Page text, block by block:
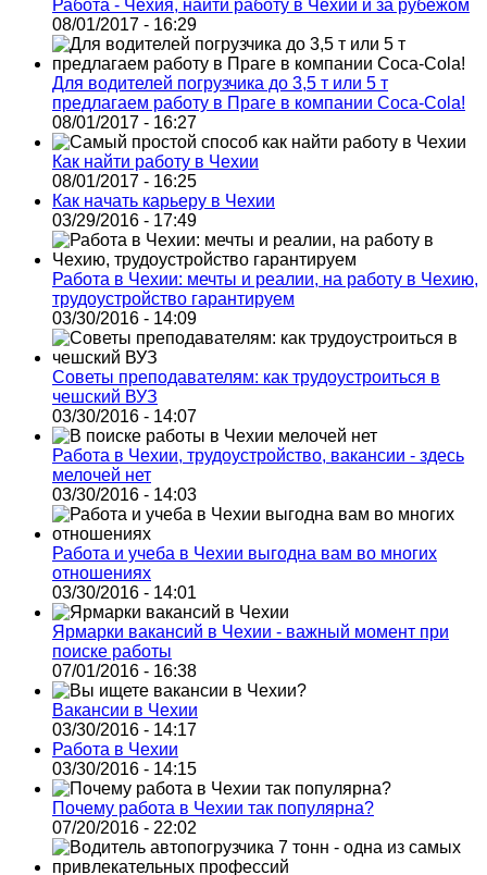
Работа - Чехия, найти работу в Чехии и за рубежом
08/01/2017 - 16:29
Для водителей погрузчика до 3,5 т или 5 т
предлагаем работу в Праге в компании Coca-Cola!
08/01/2017 - 16:27
Как найти работу в Чехии
08/01/2017 - 16:25
Как начать карьеру в Чехии
03/29/2016 - 17:49
Работа в Чехии: мечты и реалии, на работу в Чехию,
трудоустройство гарантируем
03/30/2016 - 14:09
Советы преподавателям: как трудоустроиться в
чешский ВУЗ
03/30/2016 - 14:07
Работа в Чехии, трудоустройство, вакансии - здесь
мелочей нет
03/30/2016 - 14:03
Работа и учеба в Чехии выгодна вам во многих
отношениях
03/30/2016 - 14:01
Ярмарки вакансий в Чехии - важный момент при
поиске работы
07/01/2016 - 16:38
Вакансии в Чехии
03/30/2016 - 14:17
Работа в Чехии
03/30/2016 - 14:15
Почему работа в Чехии так популярна?
07/20/2016 - 22:02